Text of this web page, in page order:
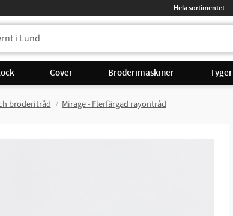
Hela sortimentet
Cover Broderimaskiner Tyger
broderitråd Mirage - Flerfärgad rayontråd